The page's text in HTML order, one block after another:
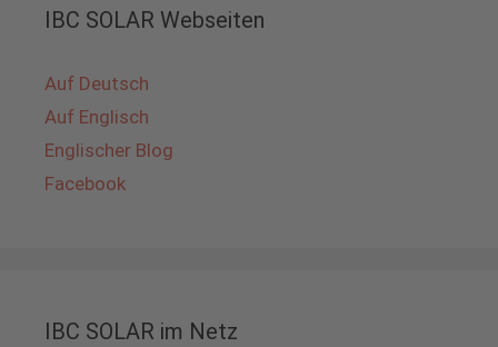
IBC SOLAR Webseiten
Auf Deutsch
Auf Englisch
Englischer Blog
Facebook
IBC SOLAR im Netz